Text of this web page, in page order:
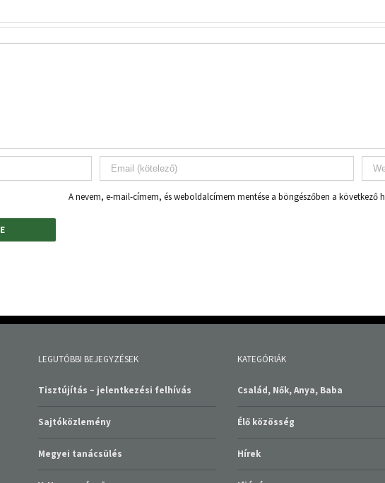
A nevem, e-mail-címem, és weboldalcímem mentése a böngészőben a következő
Tisztújítás – jelentkezési felhívás
Sajtóközlemény
Megyei tanácsülés
V. Hagyományünnep
Család, Nők, Anya, Baba
Élő közösség
Hírek
Ifjúság